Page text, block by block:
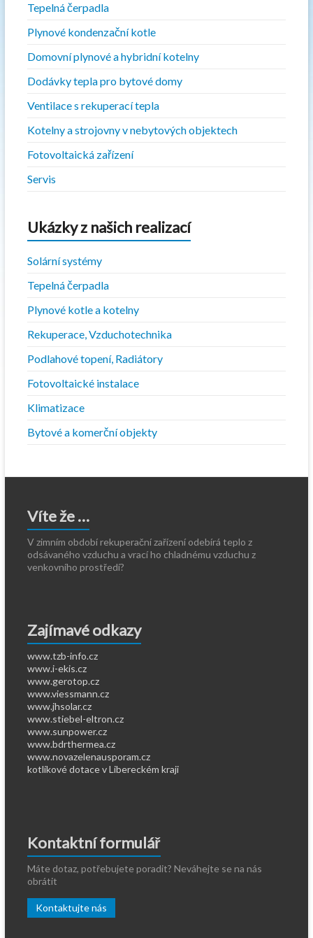
Tepelná čerpadla
Plynové kondenzační kotle
Domovní plynové a hybridní kotelny
Dodávky tepla pro bytové domy
Ventilace s rekuperací tepla
Kotelny a strojovny v nebytových objektech
Fotovoltaická zařízení
Servis
Ukázky z našich realizací
Solární systémy
Tepelná čerpadla
Plynové kotle a kotelny
Rekuperace, Vzduchotechnika
Podlahové topení, Radiátory
Fotovoltaické instalace
Klimatizace
Bytové a komerční objekty
Víte že …
V zimním období rekuperační zařízení odebírá teplo z
odsávaného vzduchu a vrací ho chladnému vzduchu z
venkovního prostředí?
Zajímavé odkazy
www.tzb-info.cz
www.i-ekis.cz
www.gerotop.cz
www.viessmann.cz
www.jhsolar.cz
www.stiebel-eltron.cz
www.sunpower.cz
www.bdrthermea.cz
www.novazelenausporam.cz
kotlíkové dotace v Libereckém kraji
Kontaktní formulář
Máte dotaz, potřebujete poradit? Neváhejte se na nás
obrátit
Kontaktujte nás